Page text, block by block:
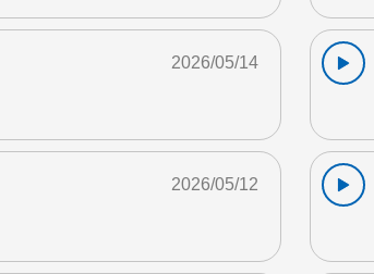
2026/05/14
2026/05/12